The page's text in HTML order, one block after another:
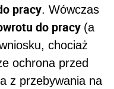
pracy. Wówczas
do pracy (a
chociaż
ochrona przed
z przebywania na